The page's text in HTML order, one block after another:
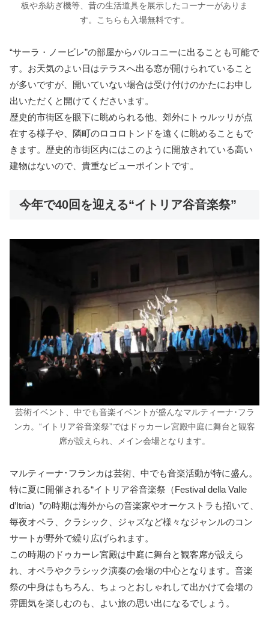
板や糸紡ぎ機等、昔の生活道具を展示したコーナーがありま
す。こちらも入場無料です。
“サーラ・ノービレ”の部屋からバルコニーに出ることも可能で
す。お天気のよい日はテラスへ出る窓が開けられていること
が多いですが、開いていない場合は受け付けのかたにお申し
出いただくと開けてくださいます。
歴史的市街区を眼下に眺められる他、郊外にトゥルッリが点
在する様子や、隣町のロコロトンドを遠くに眺めることもで
きます。歴史的市街区内にはこのように開放されている高い
建物はないので、貴重なビューポイントです。
今年で40回を迎える“イトリア谷音楽祭”
芸術イベント、中でも音楽イベントが盛んなマルティーナ･フラ
ンカ。“イトリア谷音楽祭”ではドゥカーレ宮殿中庭に舞台と観客
席が設えられ、メイン会場となります。
マルティーナ･フランカは芸術、中でも音楽活動が特に盛ん。
特に夏に開催される“イトリア谷音楽祭（Festival della Valle
d’Itria）”の時期は海外からの音楽家やオーケストラも招いて、
毎夜オペラ、クラシック、ジャズなど様々なジャンルのコン
サートが野外で繰り広げられます。
この時期のドゥカーレ宮殿は中庭に舞台と観客席が設えら
れ、オペラやクラシック演奏の会場の中心となります。音楽
祭の中身はもちろん、ちょっとおしゃれして出かけて会場の
雰囲気を楽しむのも、よい旅の思い出になるでしょう。